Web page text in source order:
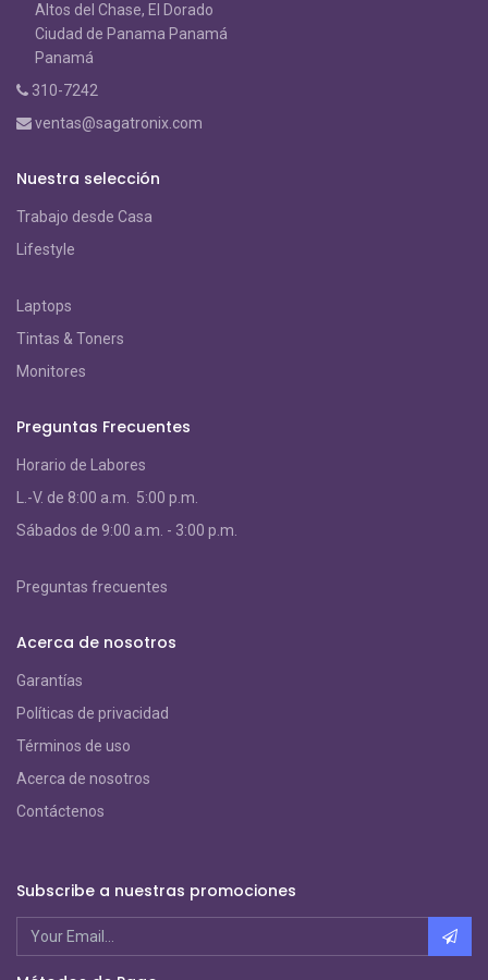
Altos del Chase, El Dorado
Ciudad de Panama Panamá
Panamá
310-7242
ventas@sagatronix.com
Nuestra selección
Trabajo desde Casa
Lifestyle
Laptops
Tintas & Toners
Monitores
Preguntas Frecuentes
Horario de Labores
L.-V. de 8:00 a.m. 5:00 p.m.
Sábados de 9:00 a.m. - 3:00 p.m.
Preguntas frecuentes
Acerca de nosotros
Garantías
Políticas de privacidad
Términos de uso
Acerca de nosotros
Contáctenos
Subscribe a nuestras promociones